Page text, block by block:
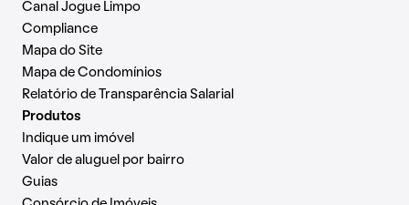
Canal Jogue Limpo
Compliance
Mapa do Site
Mapa de Condomínios
Relatório de Transparência Salarial
Produtos
Indique um imóvel
Valor de aluguel por bairro
Guias